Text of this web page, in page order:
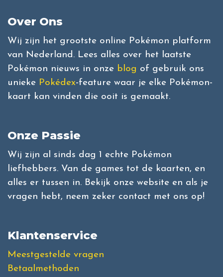
Over Ons
Wij zijn het grootste online Pokémon platform
van Nederland. Lees alles over het laatste
Pokémon nieuws in onze blog of gebruik ons
unieke Pokédex-feature waar je elke Pokémon-
kaart kan vinden die ooit is gemaakt.
Onze Passie
Wij zijn al sinds dag 1 echte Pokémon
liefhebbers. Van de games tot de kaarten, en
alles er tussen in. Bekijk onze website en als je
vragen hebt, neem zeker contact met ons op!
Klantenservice
Meestgestelde vragen
Betaalmethoden